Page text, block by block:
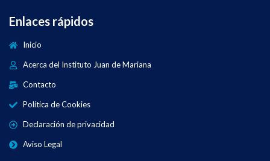
Enlaces rápidos
Inicio
Acerca del Instituto Juan de Mariana
Contacto
Política de Cookies
Declaración de privacidad
Aviso Legal